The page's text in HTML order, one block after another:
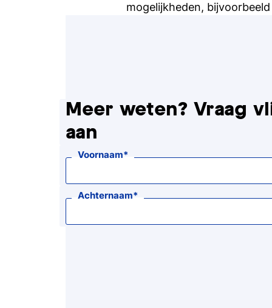
mogelijkheden,
Meer weten? Vraag
aan
Voornaam
Achternaam